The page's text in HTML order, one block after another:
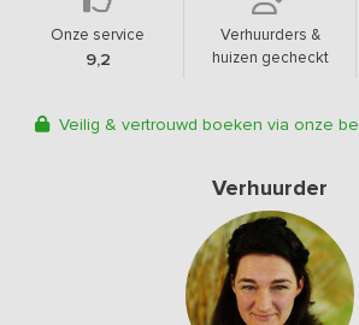
Onze service
9,2
Verhuurders &
huizen gecheckt
Veilig & vertrouwd boeken via onze
Verhuurder